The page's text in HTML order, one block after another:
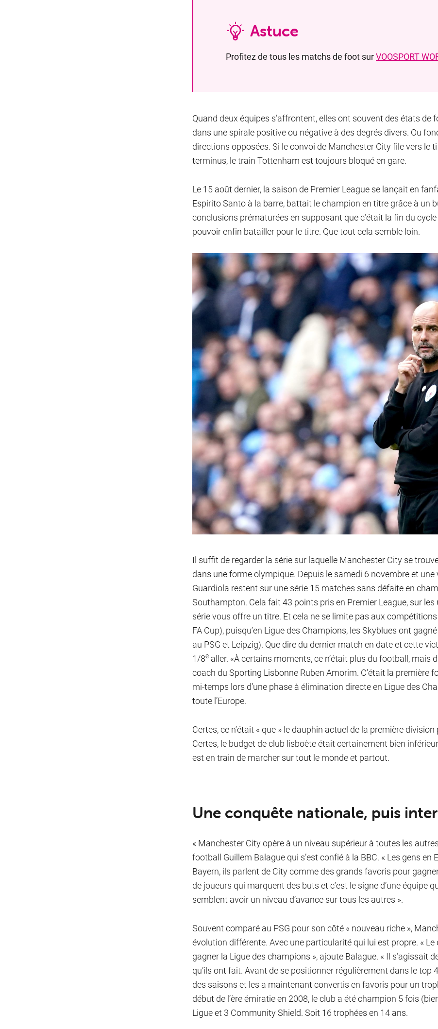
Astuce
Profitez de tous les matchs de foot surVOOSPORT
Quand deux équipes s’affrontent, elles ont souvent des états
dans une spirale positive ou négative à des degrés divers. Ou
directions opposées. Si le convoi de Manchester City file vers le
terminus, le train Tottenham est toujours bloqué en gare.
Le 15 août dernier, la saison de Premier League se lançait en
Espirito Santo à la barre, battait le champion en titre grâce à un
conclusions prématurées en supposant que c’était la fin du
pouvoir enfin batailler pour le titre. Que tout cela semble loin.
Il suffit de regarder la série sur laquelle Manchester City se
dans une forme olympique. Depuis le samedi 6 novembre et
Guardiola restent sur une série 15 matches sans défaite en
Southampton. Cela fait 43 points pris en Premier League, sur
série vous offre un titre. Et cela ne se limite pas aux
FA Cup), puisqu’en Ligue des Champions, les Skyblues ont
au PSG et Leipzig). Que dire du dernier match en date et cette
1/8e aller. «À certains moments, ce n’était plus du football, mais
coach du Sporting Lisbonne Ruben Amorim. C’était la première
mi-temps lors d’une phase à élimination directe en Ligue des
toute l’Europe.
Certes, ce n’était « que » le dauphin actuel de la première
Certes, le budget de club lisboète était certainement bien
est en train de marcher sur tout le monde et partout.
Une conquête nationale, puis
« Manchester City opère à un niveau supérieur à toutes les
football Guillem Balague qui s’est confié à la BBC. « Les gens en
Bayern, ils parlent de City comme des grands favoris pour
de joueurs qui marquent des buts et c’est le signe d’une équipe
semblent avoir un niveau d’avance sur tous les autres ».
Souvent comparé au PSG pour son côté « nouveau riche »,
évolution différente. Avec une particularité qui lui est propre. « Le
gagner la Ligue des champions », ajoute Balague. « Il s’agissait
qu’ils ont fait. Avant de se positionner régulièrement dans le top
des saisons et les a maintenant convertis en favoris pour un
début de l’ère émiratie en 2008, le club a été champion 5 fois
Ligue et 3 Community Shield. Soit 16 trophées en 14 ans.